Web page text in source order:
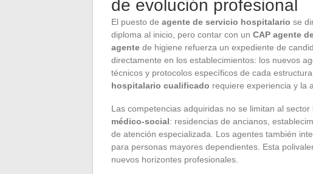
de evolución profesional
El puesto de agente de servicio hospitalario se
diploma al inicio, pero contar con un CAP agente
agente de higiene refuerza un expediente de
directamente en los establecimientos: los nuevos
técnicos y protocolos específicos de cada
hospitalario cualificado requiere experiencia y la
Las competencias adquiridas no se limitan al
médico-social: residencias de ancianos,
de atención especializada. Los agentes también
para personas mayores dependientes. Esta
nuevos horizontes profesionales.